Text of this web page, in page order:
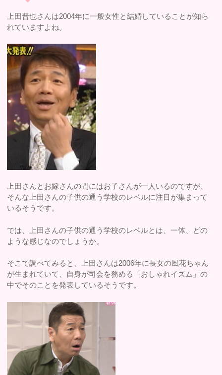
上田晋也さんは2004年に一般女性と結婚していることが知ら
れていますよね。
上田さんとお嫁さんの間にはお子さんが一人いるのですが、
そんな上田さんの子供の通う学校のレベルに注目が集まって
いるそうです。
では、上田さんの子供の通う学校のレベルとは、一体、どの
ような感じなのでしょうか。
そこで調べてみると、上田さんは2006年に長女の風花ちゃん
が生まれていて、自身が司会を務める「おしゃれイズム」の
中でそのことを発表しているそうです。